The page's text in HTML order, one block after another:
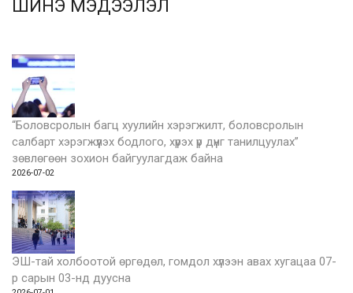
ШИНЭ МЭДЭЭЛЭЛ
“Боловсролын багц хуулийн хэрэгжилт, боловсролын
салбарт хэрэгжүүлэх бодлого, хүрэх үр дүнг танилцуулах”
зөвлөгөөн зохион байгуулагдаж байна
2026-07-02
ЭШ-тай холбоотой өргөдөл, гомдол хүлээн авах хугацаа 07-
р сарын 03-нд дуусна